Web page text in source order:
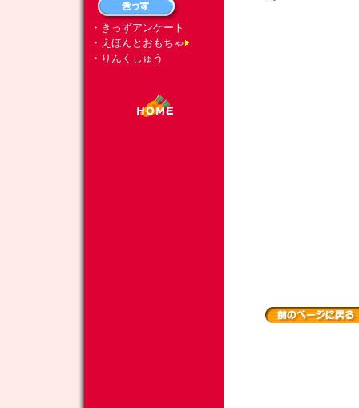
・きっずアンケート
・えほんとおもちゃ
・りんくしゅう